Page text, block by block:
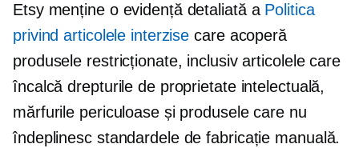
Etsy menține o evidență detaliată a Politica
privind articolele interzise care acoperă
produsele restricționate, inclusiv articolele care
încalcă drepturile de proprietate intelectuală,
mărfurile periculoase și produsele care nu
îndeplinesc standardele de fabricație manuală.